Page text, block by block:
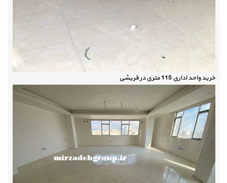
خرید واحد اداری 115 متری در قریشی